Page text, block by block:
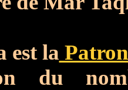
est la
du